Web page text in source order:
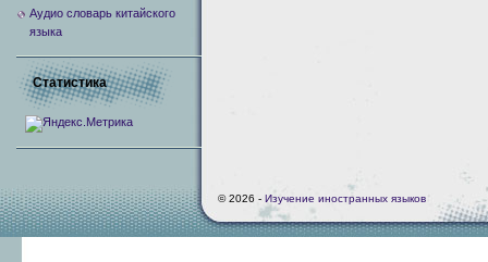
Аудио словарь китайского
языка
Статистика
© 2026 - Изучение иностранных языков